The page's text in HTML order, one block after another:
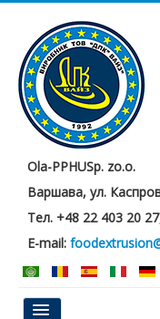
Ola-PPHUSp. zo.o.
Варшава, ул.
Тел. +48 22 403 20
E-mail: